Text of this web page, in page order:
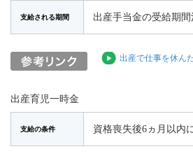
支給される期間 出産手当金の受給期
出産で仕事を休ん
出産育児一時金
支給の条件 資格喪失後6ヵ月以内